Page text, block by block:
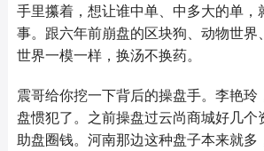
手里攥着，想让谁中单、中多大的单，
事。跟六年前崩盘的区块狗、动物世界
世界一模一样，换汤不换药。
震哥给你挖一下背后的操盘手。李艳玲
盘惯犯了。之前操盘过云尚商城好几个
助盘圈钱。河南那边这种盘子本来就多